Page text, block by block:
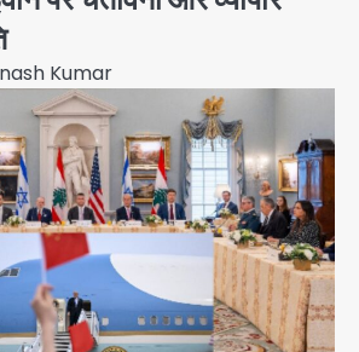
Kumar